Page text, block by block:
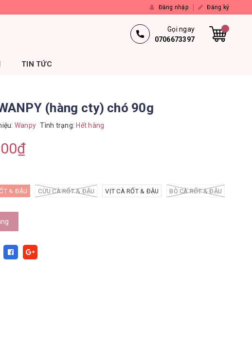
Đăng nhập Đăng ký
Gọi ngay
0706673397
TIN TỨC
(hàng cty) chó 90g
Wanpy Tình trạng: Hết hàng
& ĐẬU CỪU CÀ RỐT & ĐẬU VỊT CÀ RỐT & ĐẬU BÒ CÀ RỐT & ĐẬU